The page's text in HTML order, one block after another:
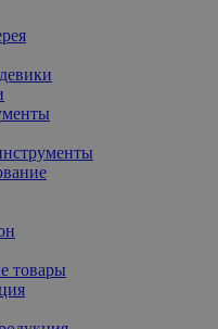
товары